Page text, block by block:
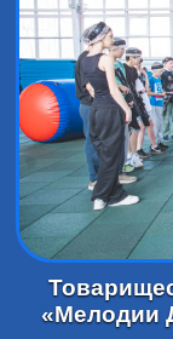
«Мелодии